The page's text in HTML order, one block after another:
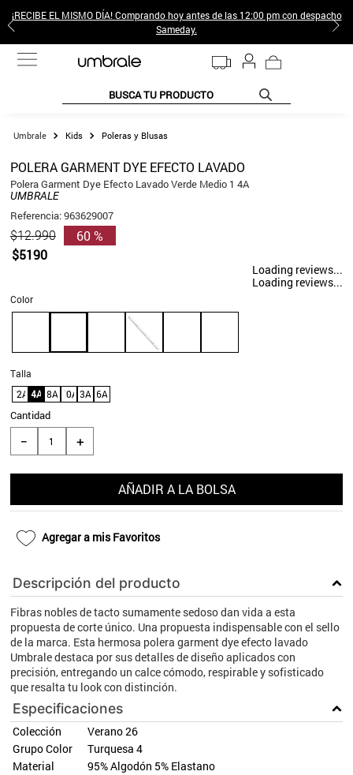
¡RECIBE EL MISMO DÍA! Comprando hoy antes de las 12:00 pm con despacho
Sameday.
BUSCA TU PRODUCTO
Kids Poleras y Blusas
POLERA GARMENT DYE EFECTO LAVADO
Polera Garment Dye Efecto Lavado Verde Medio 1 4A
UMBRALE
Referencia:963629007
$12.990
$5190
60 %
Loading reviews...
Loading reviews...
Talla
12A 4A 8A 10A 3A 6A
Color
Cantidad
＋
－
AÑADIR A LA BOLSA
Agregar a mis Favoritos
Descripción del producto
Fibras nobles de tacto sumamente sedoso dan vida a esta
propuesta de corte único. Una propuesta indispensable con el sello
de la marca. Esta hermosa polera garment dye efecto lavado
Umbrale destaca por sus detalles de diseño aplicados con
precisión, entregando un calce cómodo, respirable y sofisticado
que resalta tu look con distinción.
Especificaciones
Colección
Verano 26
Grupo Color
Turquesa 4
Material
95% Algodón 5% Elastano
TÉRMINOS MÁS BUSCADOS
2.
poleras mujer
4.
gamulan
5.
cafe
10. blanco